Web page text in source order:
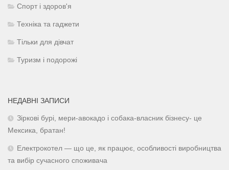
Спорт і здоров'я
Техніка та гаджети
Тільки для дівчат
Туризм і подорожі
НЕДАВНІ ЗАПИСИ
Зіркові бурі, мери-авокадо і собака-власник бізнесу- це
Мексика, братан!
Електрокотел — що це, як працює, особливості виробництва
та вибір сучасного споживача